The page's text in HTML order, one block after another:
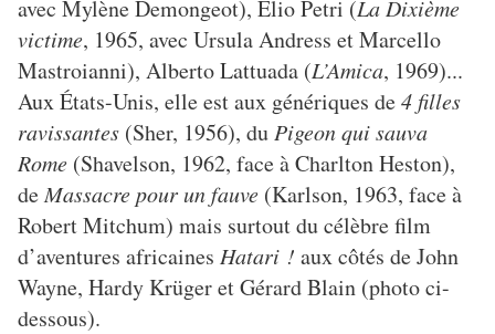
avec Mylène Demongeot), Elio Petri (La Dixième
victime, 1965, avec Ursula Andress et Marcello
Mastroianni), Alberto Lattuada (L’Amica, 1969)...
Aux États-Unis, elle est aux génériques de4 filles
ravissantes (Sher, 1956), du Pigeon qui sauva
Rome (Shavelson, 1962, face à Charlton Heston),
deMassacre pour un fauve (Karlson, 1963, face à
Robert Mitchum) mais surtout du célèbre film
d’aventures africaines Hatari ! aux côtés de John
Wayne, Hardy Krüger et Gérard Blain (photo ci-
dessous).